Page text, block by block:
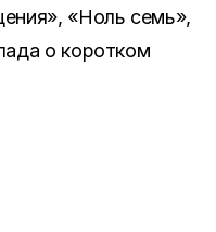
«Ноль семь»,
о коротком